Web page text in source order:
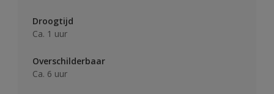
Droogtijd
Ca. 1 uur
Overschilderbaar
Ca. 6 uur